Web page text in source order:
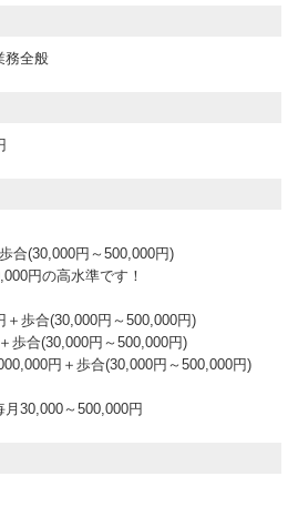
務全般
合(30,000円～500,000円)
円の高水準です！
歩合(30,000円～500,000円)
歩合(30,000円～500,000円)
円＋歩合(30,000円～500,000円)
30,000～500,000円